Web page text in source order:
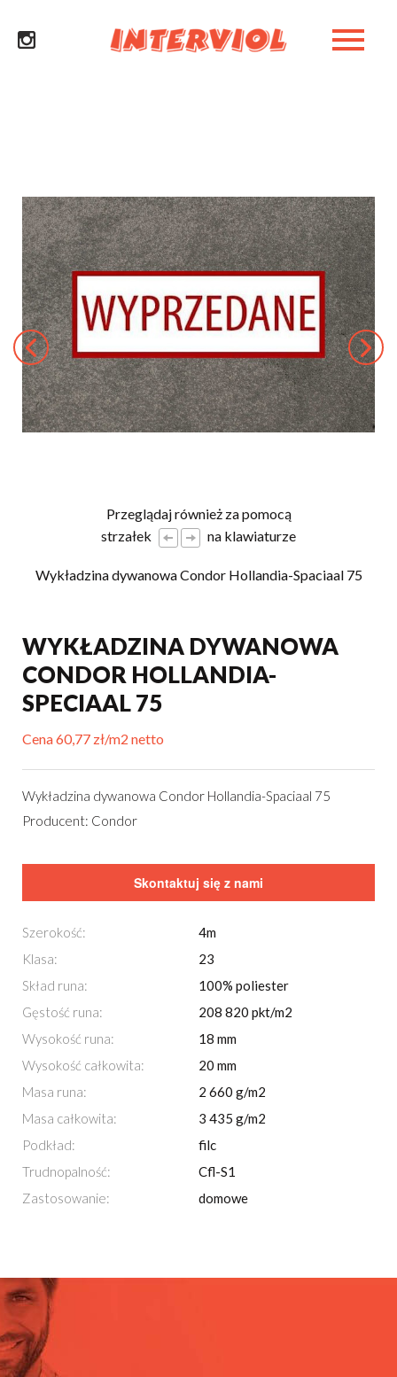
Przeglądaj również za pomocą
strzałek
na klawiaturze
Wykładzina dywanowa Condor Hollandia-Spaciaal 75
WYKŁADZINA DYWANOWA
CONDOR HOLLANDIA-
SPECIAAL 75
Cena 60,77 zł/m2 netto
Wykładzina dywanowa Condor Hollandia-Spaciaal 75
Producent: Condor
Skontaktuj się z nami
Szerokość:
4m
Klasa:
23
Skład runa:
100% poliester
Gęstość runa:
208 820 pkt/m2
Wysokość runa:
18 mm
Wysokość całkowita:
20 mm
Masa runa:
2 660 g/m2
Masa całkowita:
3 435 g/m2
Podkład:
filc
Trudnopalność:
Cfl-S1
Zastosowanie:
domowe